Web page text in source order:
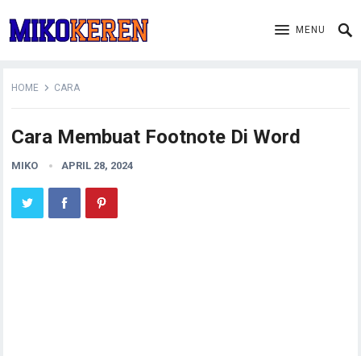
MENU
HOME CARA
Cara Membuat Footnote Di Word
MIKO APRIL 28, 2024